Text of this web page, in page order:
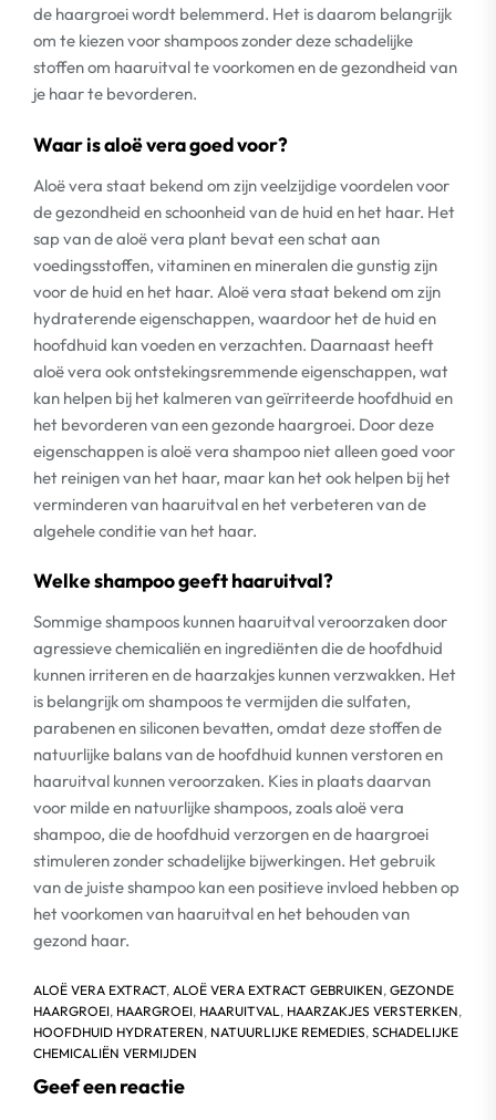
de haargroei wordt belemmerd. Het is daarom belangrijk
om te kiezen voor shampoos zonder deze schadelijke
stoffen om haaruitval te voorkomen en de gezondheid van
je haar te bevorderen.
Waar is aloë vera goed voor?
Aloë vera staat bekend om zijn veelzijdige voordelen voor
de gezondheid en schoonheid van de huid en het haar. Het
sap van de aloë vera plant bevat een schat aan
voedingsstoffen, vitaminen en mineralen die gunstig zijn
voor de huid en het haar. Aloë vera staat bekend om zijn
hydraterende eigenschappen, waardoor het de huid en
hoofdhuid kan voeden en verzachten. Daarnaast heeft
aloë vera ook ontstekingsremmende eigenschappen, wat
kan helpen bij het kalmeren van geïrriteerde hoofdhuid en
het bevorderen van een gezonde haargroei. Door deze
eigenschappen is aloë vera shampoo niet alleen goed voor
het reinigen van het haar, maar kan het ook helpen bij het
verminderen van haaruitval en het verbeteren van de
algehele conditie van het haar.
Welke shampoo geeft haaruitval?
Sommige shampoos kunnen haaruitval veroorzaken door
agressieve chemicaliën en ingrediënten die de hoofdhuid
kunnen irriteren en de haarzakjes kunnen verzwakken. Het
is belangrijk om shampoos te vermijden die sulfaten,
parabenen en siliconen bevatten, omdat deze stoffen de
natuurlijke balans van de hoofdhuid kunnen verstoren en
haaruitval kunnen veroorzaken. Kies in plaats daarvan
voor milde en natuurlijke shampoos, zoals aloë vera
shampoo, die de hoofdhuid verzorgen en de haargroei
stimuleren zonder schadelijke bijwerkingen. Het gebruik
van de juiste shampoo kan een positieve invloed hebben op
het voorkomen van haaruitval en het behouden van
gezond haar.
ALOË VERA EXTRACT, ALOË VERA EXTRACT GEBRUIKEN, GEZONDE
HAARGROEI, HAARGROEI, HAARUITVAL , HAARZAKJES VERSTERKEN,
HOOFDHUID HYDRATEREN, NATUURLIJKE REMEDIES, SCHADELIJKE
CHEMICALIËN VERMIJDEN
Geef een reactie